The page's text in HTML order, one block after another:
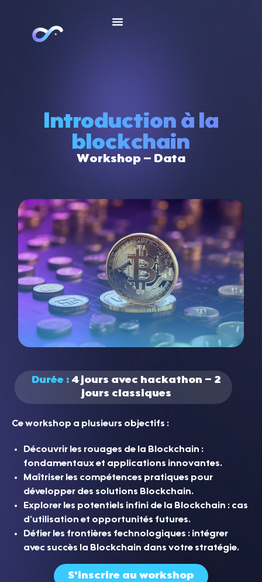
Introduction à la
blockchain
Workshop – Data
Durée : 4 jours avec hackathon – 2
jours classiques
Ce workshop a plusieurs objectifs :
Découvrir les rouages de la Blockchain :
fondamentaux et applications innovantes.
Maîtriser les compétences pratiques pour
développer des solutions Blockchain.
Explorer les potentiels infini de la Blockchain : cas
d’utilisation et opportunités futures.
Défier les frontières fechnologiques : intégrer
avec succès la Blockchain dans votre stratégie.
S'inscrire au workshop